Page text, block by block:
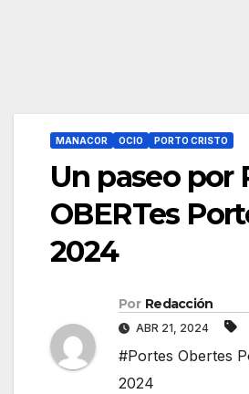
MANACOR OCIO PORTO CRISTO
Un paseo por
OBERTes
2024
Por Redacción
ABR 21, 2024
#Portes Obertes
2024